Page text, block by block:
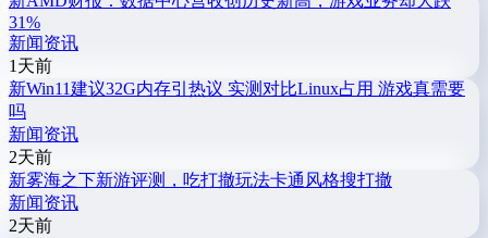
31%
新闻资讯
1天前
新Win11建议32G内存引热议 实测对比Linux占用 游戏真需要
吗
新闻资讯
2天前
新雾海之下新游评测，吃打撤玩法卡通风格搜打撤
新闻资讯
2天前